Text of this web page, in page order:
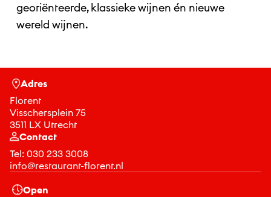
georiënteerde, klassieke wijnen én nieuwe
wereld wijnen.
Adres
Florent
Visschersplein 75
3511 LX Utrecht
Contact
Tel: 030 233 3008
info@restaurant-florent.nl
Open